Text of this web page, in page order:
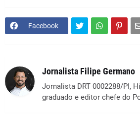
Facebook
Jornalista Filipe Germano
Jornalista DRT 0002288/PI,
graduado e editor chefe do